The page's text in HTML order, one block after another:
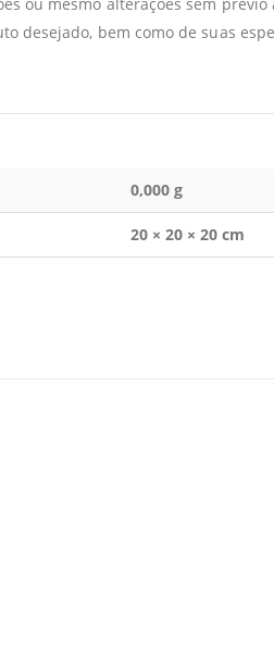
desejado, bem como de suas
0,000 g
20 × 20 × 20 cm